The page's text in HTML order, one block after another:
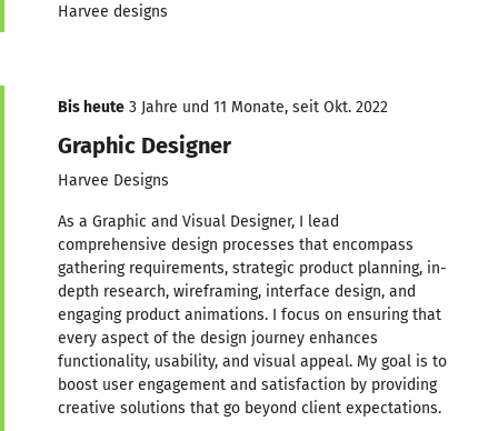
Harvee designs
Bis heute 3 Jahre und 11 Monate, seit Okt. 2022
Graphic Designer
Harvee Designs
As a Graphic and Visual Designer, I lead
comprehensive design processes that encompass
gathering requirements, strategic product planning, in-
depth research, wireframing, interface design, and
engaging product animations. I focus on ensuring that
every aspect of the design journey enhances
functionality, usability, and visual appeal. My goal is to
boost user engagement and satisfaction by providing
creative solutions that go beyond client expectations.